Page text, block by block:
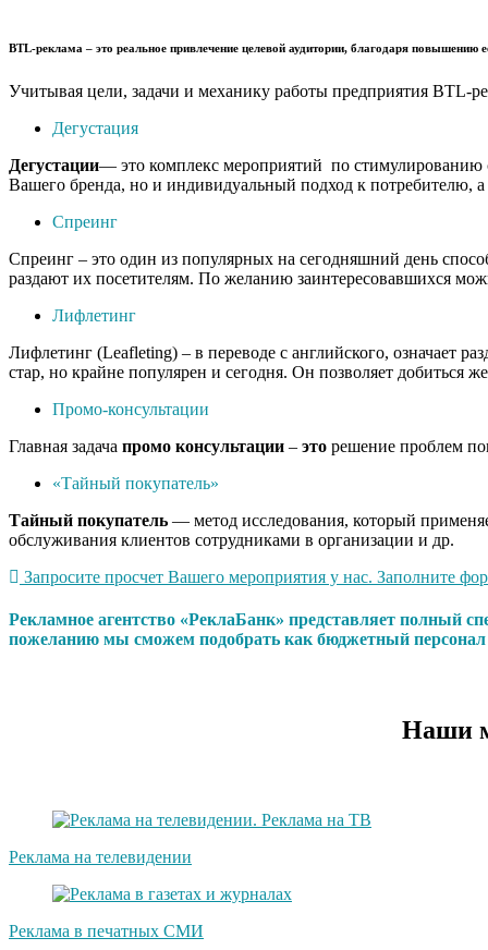
BTL-реклама – это реальное привлечение целевой аудитории, благодаря
Учитывая цели, задачи и механику работы предприятия BTL-
Дегустация
Дегустации— это комплекс мероприятий по стимулированию
Вашего бренда, но и индивидуальный подход к потребителю, а
Спреинг
Спреинг – это один из популярных на сегодняшний день
раздают их посетителям. По желанию заинтересовавшихся
Лифлетинг
Лифлетинг (Leafleting) – в переводе с английского, означает
стар, но крайне популярен и сегодня. Он позволяет добиться
Промо-консультации
Главная задача промо консультации – это решение проблем
«Тайный покупатель»
Тайный покупатель — метод исследования, который
обслуживания клиентов сотрудниками в организации и др.
Запросите просчет Вашего мероприятия у нас. Заполните
Рекламное агентство «РеклаБанк» представляет
пожеланию мы сможем подобрать как бюджетный персонал
Наши
Реклама на телевидении
Реклама в печатных СМИ